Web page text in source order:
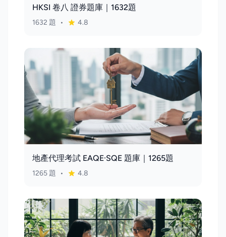
HKSI 卷八 證券題庫｜1632題
1632 題 • 4.8
地產代理考試 EAQE·SQE 題庫｜1265題
1265 題 • 4.8